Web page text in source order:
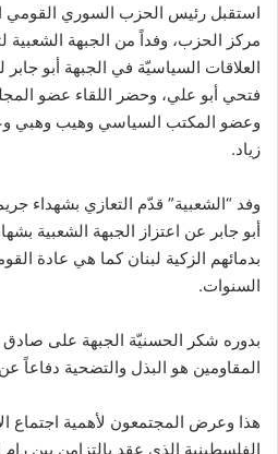
استقبل رئيس الحزب السوري القومي
مركز الحزب، وفداً من الجبهة
العلاقات السياسيّة في الجبهة أبو
فتحي أبو علي، وحضر اللقاء عضو
وعضو المكتب السياسي وهيب وهبي
زياد.
وفد “الشعبية” قدّم التعازي بشهداء
أبو جابر عن اعتزاز الجبهة الشعبية
بدمائهم الزكية لبنان كما هي عادة
السنوات.
بدوره شكر الحسنيّة الجبهة على صادق
المقاومين هو البذل والتضحية دفاعاً
هذا وعرض المجتمعون لأهمية اجتماع
الفلسطينية الذي عقد بالتزامن بين